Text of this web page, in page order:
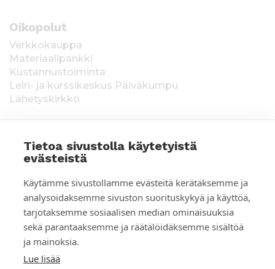
Tietoa sivustolla käytetyistä
evästeistä
Käytämme sivustollamme evästeitä kerätäksemme ja
analysoidaksemme sivuston suorituskykyä ja käyttöä,
tarjotaksemme sosiaalisen median ominaisuuksia
sekä parantaaksemme ja räätälöidäksemme sisältöä
ja mainoksia.
Lue lisää
Oikopolut
Verkkokauppa
Materiaalipankki
Kustannustoiminta
Leiri- ja kurssikeskus Päiväkumpu
Lähetyskirkko
voimassa toistaiseksi 1.1.2021 alkaen, myönnetty
1.12.2020, Poliisihallitus. Ahvenanmaa ÅLR
2025/5437, voimassa 1.1.–31.12.2026, myönnetty
28.8.2025 Ahvenanmaan maakuntahallitus. Kerätyt
varat käytetään Suomen Lähetysseuran
Suomen Lähetysseuran yhteystietorekisteriin. Lue